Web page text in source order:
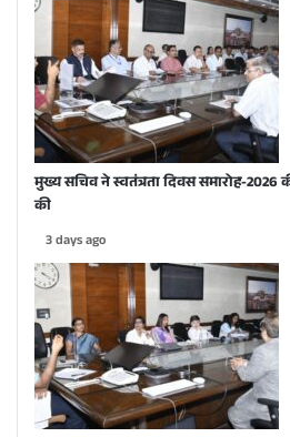
मुख्य सचिव ने स्वतंत्रता दिवस समारोह-2026
की
3 days ago